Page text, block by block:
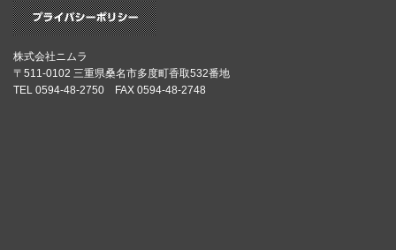
株式会社ニムラ
〒511-0102 三重県桑名市多度町香取532番地
TEL 0594-48-2750 FAX 0594-48-2748